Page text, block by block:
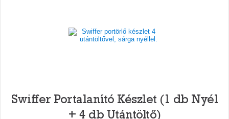
Swiffer Portalanító Készlet (1 db Nyél
+ 4 db Utántöltő)